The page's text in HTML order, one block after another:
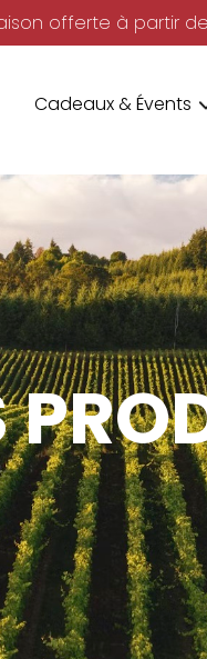
offerte à partir
Cadeaux & Évents